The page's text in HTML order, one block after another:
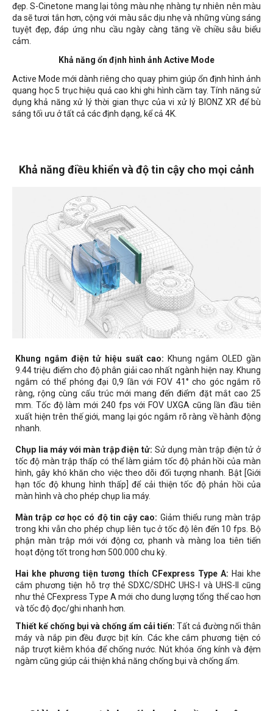
đẹp. S-Cinetone mang lại tông màu nhẹ nhàng tự nhiên nên màu
da sẽ tươi tắn hơn, cộng với màu sắc dịu nhẹ và những vùng sáng
tuyệt đẹp, đáp ứng nhu cầu ngày càng tăng về chiều sâu biểu
cảm.
Khả năng ổn định hình ảnh Active Mode
Active Mode mới dành riêng cho quay phim giúp ổn định hình ảnh
quang học 5 trục hiệu quả cao khi ghi hình cầm tay. Tính năng sử
dụng khả năng xử lý thời gian thực của vi xử lý BIONZ XR để bù
sáng tối ưu ở tất cả các định dạng, kể cả 4K.
Khả năng điều khiển và độ tin cậy cho mọi cảnh
Khung ngắm điện tử hiệu suất cao: Khung ngắm OLED gần
9.44 triệu điểm cho độ phân giải cao nhất ngành hiện nay. Khung
ngắm có thể phóng đại 0,9 lần với FOV 41° cho góc ngắm rõ
ràng, rộng cùng cấu trúc mới mang đến điểm đặt mắt cao 25
mm. Tốc độ làm mới 240 fps với FOV UXGA cũng lần đầu tiên
xuất hiện trên thế giới, mang lại góc ngắm rõ ràng về hành động
nhanh.
Chụp lia máy với màn trập điện tử: Sử dụng màn trập điện tử ở
tốc độ màn trập thấp có thể làm giảm tốc độ phản hồi của màn
hình, gây khó khăn cho việc theo dõi đối tượng nhanh. Bật [Giới
hạn tốc độ khung hình thấp] để cải thiện tốc độ phản hồi của
màn hình và cho phép chụp lia máy.
Màn trập cơ học có độ tin cậy cao: Giảm thiểu rung màn trập
trong khi vẫn cho phép chụp liên tục ở tốc độ lên đến 10 fps. Bộ
phận màn trập mới với động cơ, phanh và màng loa tiên tiến
hoạt động tốt trong hơn 500.000 chu kỳ.
Hai khe phương tiện tương thích CFexpress Type A: Hai khe
cắm phương tiện hỗ trợ thẻ SDXC/SDHC UHS-I và UHS-II cũng
như thẻ CFexpress Type A mới cho dung lượng tổng thể cao hơn
và tốc độ đọc/ghi nhanh hơn.
Thiết kế chống bụi và chống ẩm cải tiến: Tất cả đường nối thân
máy và nắp pin đều được bịt kín. Các khe cắm phương tiện có
nắp trượt kiêm khóa để chống nước. Nút khóa ống kính và đệm
ngàm cũng giúp cải thiện khả năng chống bụi và chống ẩm.